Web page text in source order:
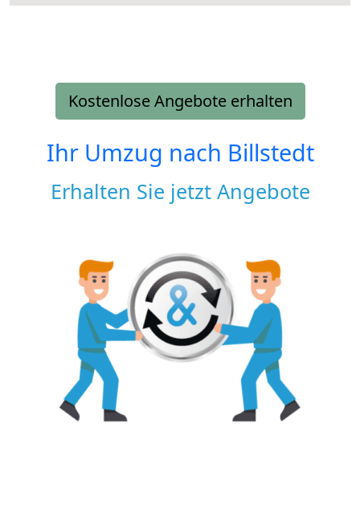
Kostenlose Angebote erhalten
Ihr Umzug nach Billstedt
Erhalten Sie jetzt Angebote